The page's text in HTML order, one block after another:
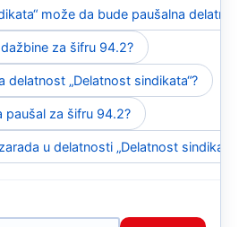
može da bude paušalna
za šifru 94.2?
delatnost „Delatnost sindikata“?
paušal za šifru 94.2?
u delatnosti „Delatnost